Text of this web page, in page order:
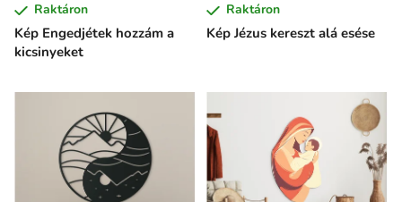
Kép Engedjétek hozzám a
kicsinyeket
Raktáron
Kép Jézus kereszt alá esése
Raktáron